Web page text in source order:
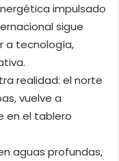
impulsado
sigue
a tecnología,
realidad: el norte
vuelve a
en el tablero
aguas profundas,